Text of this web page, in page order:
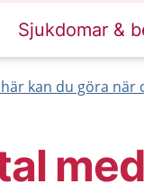
Sjukdomar &
kan du göra när